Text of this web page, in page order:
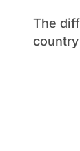
The difficulty with the arrive of goods to the